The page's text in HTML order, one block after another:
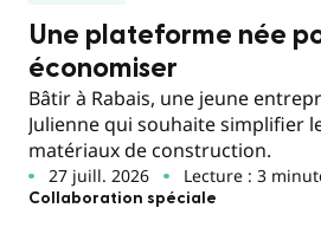
Une plateforme née
économiser
Bâtir à Rabais, une jeune
Julienne qui souhaite simplifier
matériaux de construction.
27 juill. 2026 Lecture : 3
Collaboration spéciale